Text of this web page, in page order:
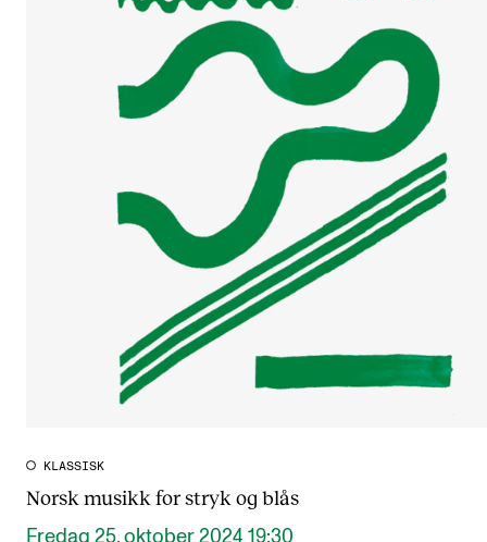
KLASSISK
Norsk musikk for stryk og blås
Fredag 25. oktober 2024 19:30